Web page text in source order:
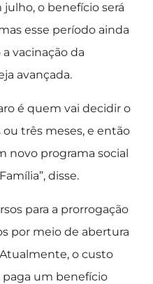
o benefício será
esse período ainda
vacinação da
avançada.
é quem vai decidir o
ou três meses, e então
novo programa social
disse.
para a prorrogação
por meio de abertura
o custo
paga um benefício